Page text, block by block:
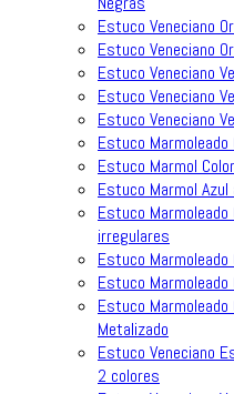
Estuco Veneciano
Estuco Veneciano
Estuco Veneciano
Estuco Veneciano
Estuco Veneciano
Estuco
Estuco Marmol
Estuco Marmol
Estuco
irregulares
Estuco
Estuco
Estuco
Metalizado
Estuco Veneciano
2 colores